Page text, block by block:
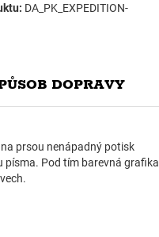
DA_PK_EXPEDITION-
DOPRAVY
prsou nenápadný potisk
písma. Pod tím barevná grafika